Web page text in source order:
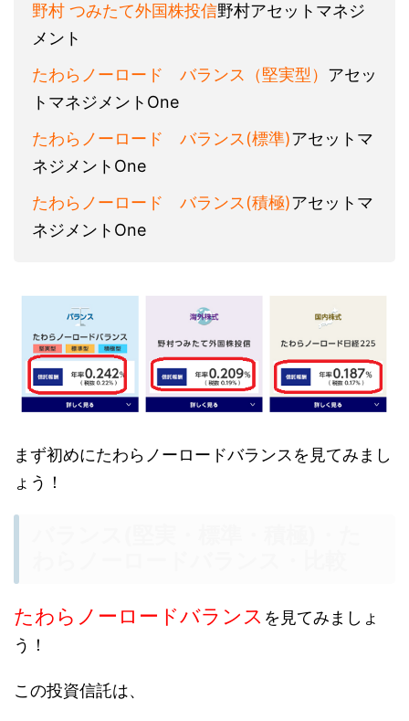
野村 つみたて外国株投信野村アセットマネジ
メント
たわらノーロード バランス（堅実型） アセッ
トマネジメントOne
たわらノーロード バランス(標準)アセットマ
ネジメントOne
たわらノーロード バランス(積極)アセットマ
ネジメントOne
まず初めにたわらノーロードバランスを見てみまし
ょう！
たわらノーロードバランス を見てみましょ
う！
この投資信託は、